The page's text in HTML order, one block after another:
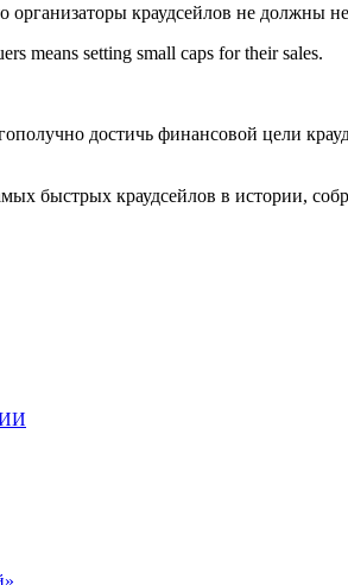
краудсейлов не должны
means setting small caps for their sales.
достичь финансовой цели
быстрых краудсейлов в истории,
ИИ